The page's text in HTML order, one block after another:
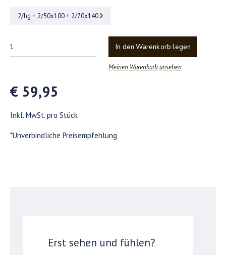
2/hg + 2/50x100 + 2/70x140
In den Warenkorb legen
Meinen Warenkorb ansehen
€ 59,95
Inkl. MwSt. pro Stück
*Unverbindliche Preisempfehlung
Erst sehen und fühlen?